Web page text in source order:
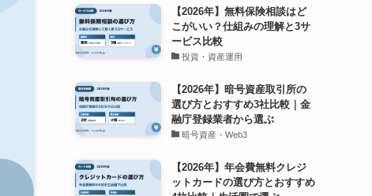
【2026年】無料保険相談はど
こがいい？仕組みの理解と3サ
ービス比較
投資・資産運用
【2026年】暗号資産取引所の
選び方とおすすめ3社比較｜金
融庁登録業者から選ぶ
暗号資産・Web3
【2026年】年会費無料クレジ
ットカードの選び方とおすすめ